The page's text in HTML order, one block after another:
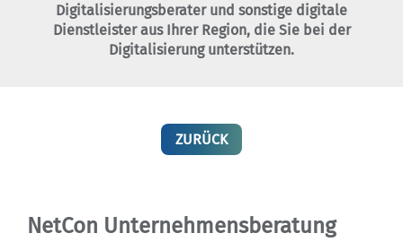
Digitalisierungsberater und sonstige digitale
Dienstleister aus Ihrer Region, die Sie bei der
Digitalisierung unterstützen.
ZURÜCK
NetCon Unternehmensberatung